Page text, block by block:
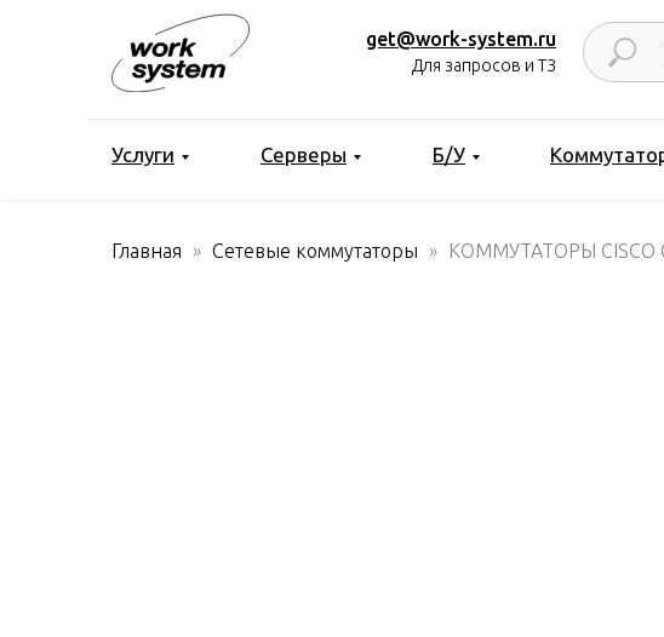
get@work-system.ru
Для запросов и ТЗ
Услуги Серверы Б/У
Главная Сетевые коммутаторы КОММУТАТОРЫ CISCO